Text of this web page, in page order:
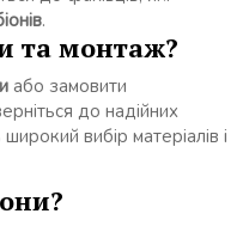
.
та монтаж?
або замовити
до надійних
вибір матеріалів і